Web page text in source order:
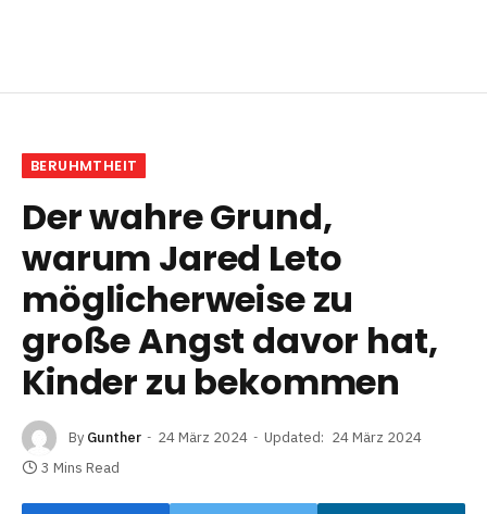
BERUHMTHEIT
Der wahre Grund,
warum Jared Leto
möglicherweise zu
große Angst davor hat,
Kinder zu bekommen
By Gunther 24 März 2024 Updated: 24 März 2024
3 Mins Read